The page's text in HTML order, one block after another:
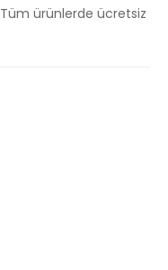
ürünlerde ücretsiz